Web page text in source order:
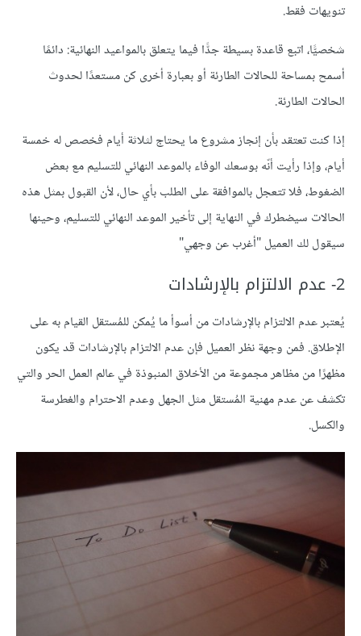
تنويهات فقط.
شخصيًّا، اتبع قاعدة بسيطة جدًّا فيما يتعلق بالمواعيد النهائية: دائمًا
أسمح بمساحة للحالات الطارئة أو بعبارة أخرى كن مستعدًا لحدوث
الحالات الطارئة.
إذا كنت تعتقد بأن إنجاز مشروع ما يحتاج لثلاثة أيام فخصص له خمسة
أيام، وإذا رأيت أنّه بوسعك الوفاء بالموعد النهائي للتسليم مع بعض
الضغوط، فلا تتعجل بالموافقة على الطلب بأي حال، لأن القبول بمثل هذه
الحالات سيضطرك في النهاية إلى تأخير الموعد النهائي للتسليم، وحينها
سيقول لك العميل "أغرب عن وجهي"
2- عدم الالتزام بالإرشادات
يُعتبر عدم الالتزام بالإرشادات من أسوأ ما يُمكن للمُستقل القيام به على
الإطلاق. فمن وجهة نظر العميل فإن عدم الالتزام بالإرشادات قد يكون
مظهرًا من مظاهر مجموعة من الأخلاق المنبوذة في عالم العمل الحر والتي
تكشف عن عدم مهنية المُستقل مثل الجهل وعدم الاحترام والغطرسة
والكسل.